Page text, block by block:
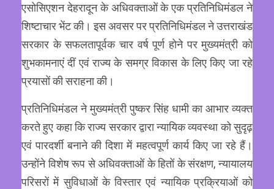
एसोसिएशन देहरादून के अधिवक्ताओं के एक प्रतिनिधिमंडल ने
शिष्टाचार भेंट की। इस अवसर पर प्रतिनिधिमंडल ने उत्तराखंड
सरकार के सफलतापूर्वक चार वर्ष पूर्ण होने पर मुख्यमंत्री को
शुभकामनाएं दीं एवं राज्य के समग्र विकास के लिए किए जा रहे
प्रयासों की सराहना की।
प्रतिनिधिमंडल ने मुख्यमंत्री पुष्कर सिंह धामी का आभार व्यक्त
करते हुए कहा कि राज्य सरकार द्वारा न्यायिक व्यवस्था को सुदृढ़
एवं पारदर्शी बनाने की दिशा में महत्वपूर्ण कार्य किए जा रहे हैं।
उन्होंने विशेष रूप से अधिवक्ताओं के हितों के संरक्षण, न्यायालय
परिसरों में सुविधाओं के विस्तार एवं न्यायिक प्रक्रियाओं को